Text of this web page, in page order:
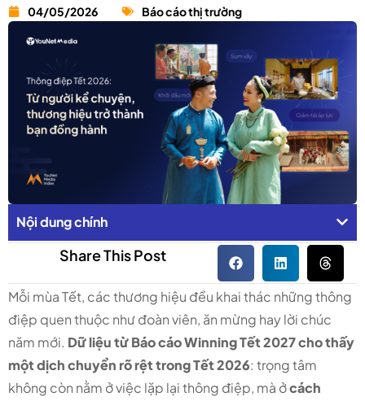
04/05/2026 Báo cáo thị trường
Nội dung chính
Share This Post
Mỗi mùa Tết, các thương hiệu đều khai thác những thông
điệp quen thuộc như đoàn viên, ăn mừng hay lời chúc
năm mới. Dữ liệu từ Báo cáo Winning Tết 2027 cho thấy
một dịch chuyển rõ rệt trong Tết 2026: trọng tâm
không còn nằm ở việc lặp lại thông điệp, mà ởcách